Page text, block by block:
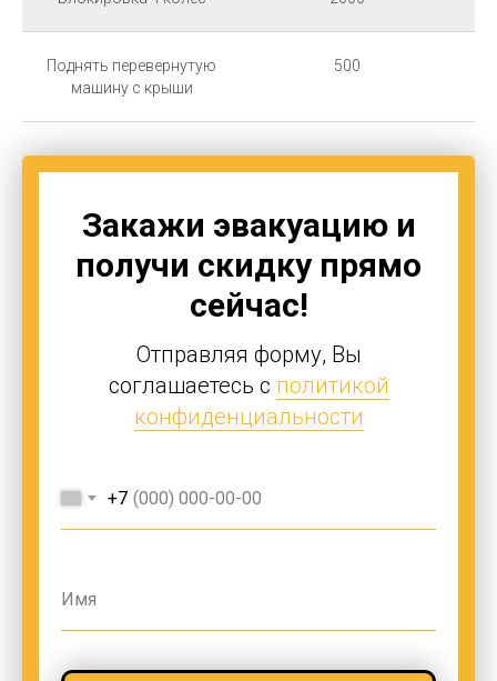
Поднять перевернутую
машину с крыши
500
Закажи эвакуацию и
получи скидку прямо
сейчас!
Отправляя форму, Вы
соглашаетесь с политикой
конфиденциальности
+7